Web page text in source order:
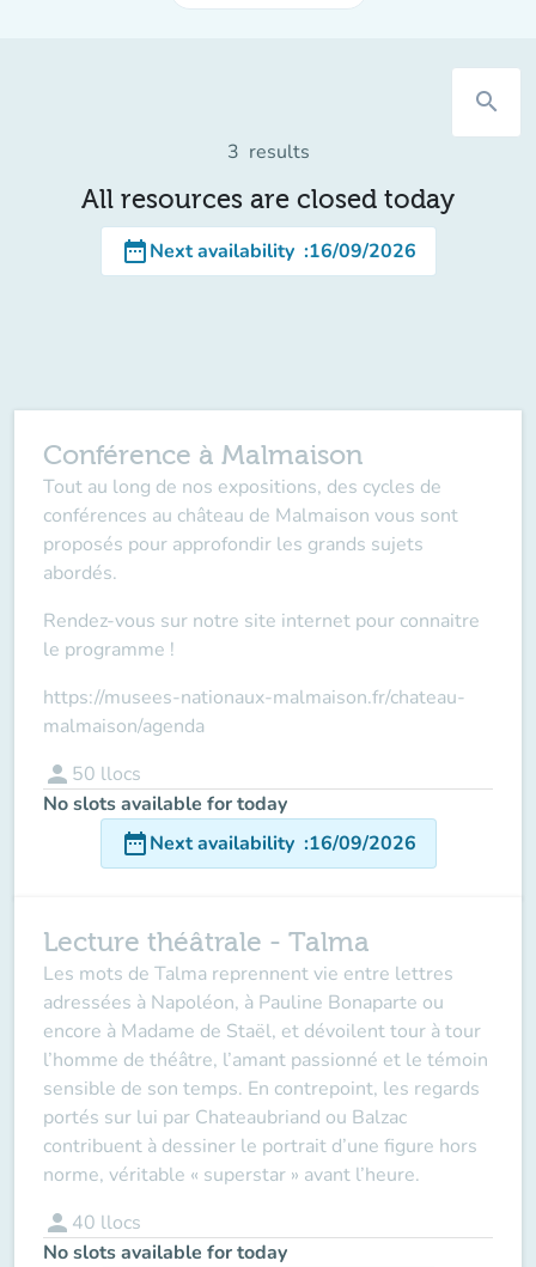
search
3 results
All resources are closed today
date_rangeNext availability :16/09/2026
Conférence à Malmaison
Tout au long de nos expositions, des cycles de
conférences au château de Malmaison vous sont
proposés pour approfondir les grands sujets
abordés.
Rendez-vous sur notre site internet pour connaitre
le programme !
https://musees-nationaux-malmaison.fr/chateau-
malmaison/agenda
person 50 llocs
No slots available for today
date_rangeNext availability :16/09/2026
Lecture théâtrale - Talma
Les mots de Talma reprennent vie entre lettres
adressées à Napoléon, à Pauline Bonaparte ou
encore à Madame de Staël, et dévoilent tour à tour
l’homme de théâtre, l’amant passionné et le témoin
sensible de son temps. En contrepoint, les regards
portés sur lui par Chateaubriand ou Balzac
contribuent à dessiner le portrait d’une figure hors
norme, véritable « superstar » avant l’heure.
person 40 llocs
No slots available for today